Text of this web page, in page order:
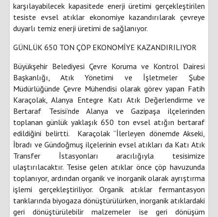
karşılayabilecek kapasitede enerji üretimi gerçekleştirilen
tesiste evsel atıklar ekonomiye kazandırılarak çevreye
duyarlı temiz enerji üretimi de sağlanıyor.
GÜNLÜK 650 TON ÇÖP EKONOMİYE KAZANDIRILIYOR
Büyükşehir Belediyesi Çevre Koruma ve Kontrol Dairesi
Başkanlığı, Atık Yönetimi ve İşletmeler Şube
Müdürlüğünde Çevre Mühendisi olarak görev yapan Fatih
Karaçolak, Alanya Entegre Katı Atık Değerlendirme ve
Bertaraf Tesisi’nde Alanya ve Gazipaşa ilçelerinden
toplanan günlük yaklaşık 650 ton evsel atığın bertaraf
edildiğini belirtti. Karaçolak “İlerleyen dönemde Akseki,
İbradı ve Gündoğmuş ilçelerinin evsel atıkları da Katı Atık
Transfer İstasyonları aracılığıyla tesisimize
ulaştırılacaktır. Tesise gelen atıklar önce çöp havuzunda
toplanıyor, ardından organik ve inorganik olarak ayrıştırma
işlemi gerçekleştiriliyor. Organik atıklar fermantasyon
tanklarında biyogaza dönüştürülürken, inorganik atıklardaki
geri dönüştürülebilir malzemeler ise geri dönüşüm